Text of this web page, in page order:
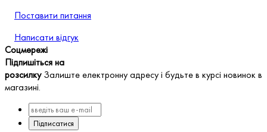
Поставити питання
Написати відгук
Соцмережі
Підпишіться на
розсилкуЗалиште електронну адресу і будьте в курсі новинок в
магазині.
Підписатися